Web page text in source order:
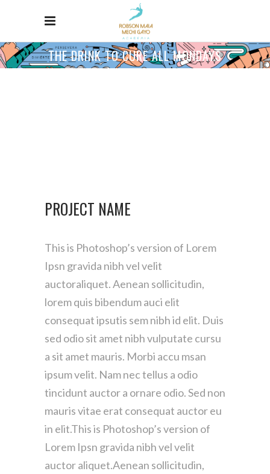
THE DRINK TO CURE ALL MONDAYS
PROJECT NAME
This is Photoshop’s version of Lorem
Ipsn gravida nibh vel velit
auctoraliquet. Aenean sollicitudin,
lorem quis bibendum auci elit
consequat ipsutis sem nibh id elit. Duis
sed odio sit amet nibh vulputate cursu
a sit amet mauris. Morbi accu msan
ipsum velit. Nam nec tellus a odio
tincidunt auctor a ornare odio. Sed non
mauris vitae erat consequat auctor eu
in elit.This is Photoshop’s version of
Lorem Ipsn gravida nibh vel velit
auctor aliquet.Aenean sollicitudin,